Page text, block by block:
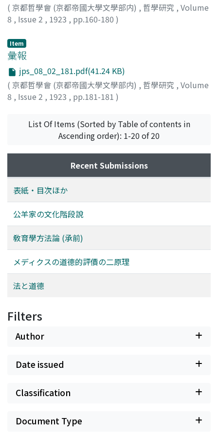
( 京都哲學會 (京都帝國大學文學部内) , 哲學研究 , Volume
8 , Issue 2 , 1923 , pp.160-180 )
Item
彙報
jps_08_02_181.pdf(41.24 KB)
( 京都哲學會 (京都帝國大學文學部内) , 哲學研究 , Volume
8 , Issue 2 , 1923 , pp.181-181 )
List Of Items (Sorted by Table of contents in
Ascending order): 1-20 of 20
Recent Submissions
表紙・目次ほか
公羊家の文化階段說
敎育學方法論 (承前)
メディクスの道德的評價の二原理
法と道德
Filters
Author
Date issued
Classification
Document Type